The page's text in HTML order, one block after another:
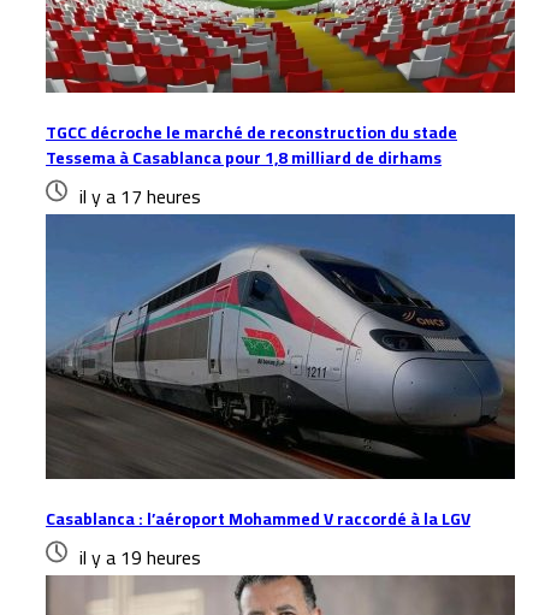
TGCC décroche le marché de reconstruction du stade
Tessema à Casablanca pour 1,8 milliard de dirhams
il y a 17 heures
Casablanca : l’aéroport Mohammed V raccordé à la LGV
il y a 19 heures